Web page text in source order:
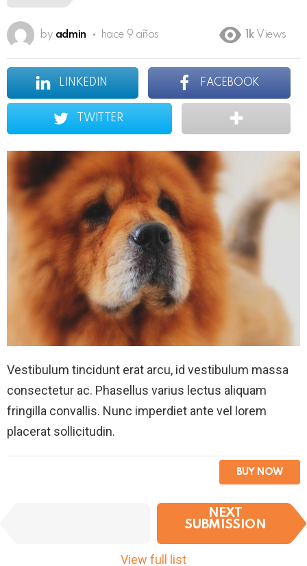
by admin hace 9 años 1k Views
LINKEDIN FACEBOOK
TWITTER
Vestibulum tincidunt erat arcu, id vestibulum massa
consectetur ac. Phasellus varius lectus aliquam
fringilla convallis. Nunc imperdiet ante vel lorem
placerat sollicitudin.
BUY NOW
NEXT
SUBMISSION
View full list